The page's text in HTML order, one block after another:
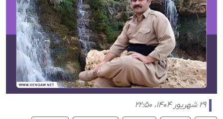
۲۹ شهریور ۱۴۰۴، ۲۲:۵۰